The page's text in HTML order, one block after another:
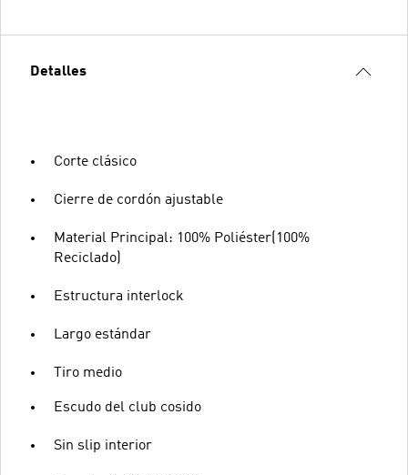
Detalles
Corte clásico
Cierre de cordón ajustable
Material Principal: 100% Poliéster(100%
Reciclado)
Estructura interlock
Largo estándar
Tiro medio
Escudo del club cosido
Sin slip interior